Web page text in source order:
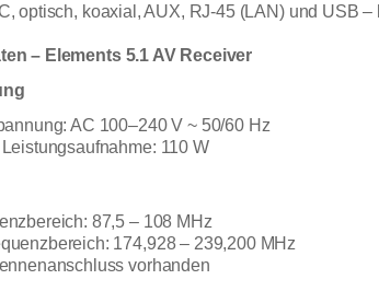
optisch, koaxial, AUX, RJ-45 (LAN) und USB
– Elements 5.1 AV Receiver
AC 100–240 V ~ 50/60 Hz
110 W
87,5 – 108 MHz
174,928 – 239,200 MHz
vorhanden